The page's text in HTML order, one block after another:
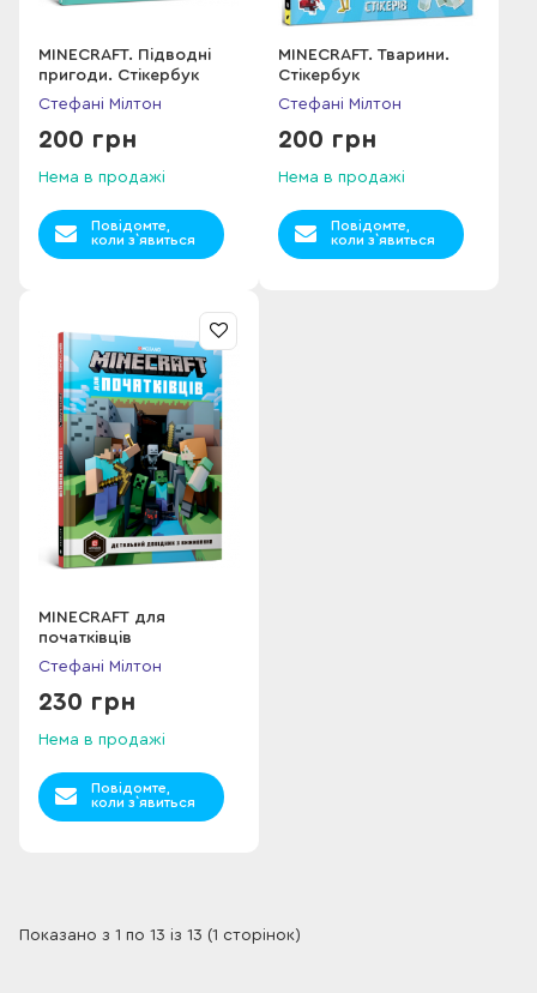
MINECRAFT. Підводні
пригоди. Стікербук
Стефані Мілтон
200 грн
Нема в продажі
Повідомте,
коли з`явиться
MINECRAFT. Тварини.
Стікербук
Стефані Мілтон
200 грн
Нема в продажі
Повідомте,
коли з`явиться
MINECRAFT для
початківців
Стефані Мілтон
230 грн
Нема в продажі
Повідомте,
коли з`явиться
Показано з 1 по 13 із 13 (1 сторінок)